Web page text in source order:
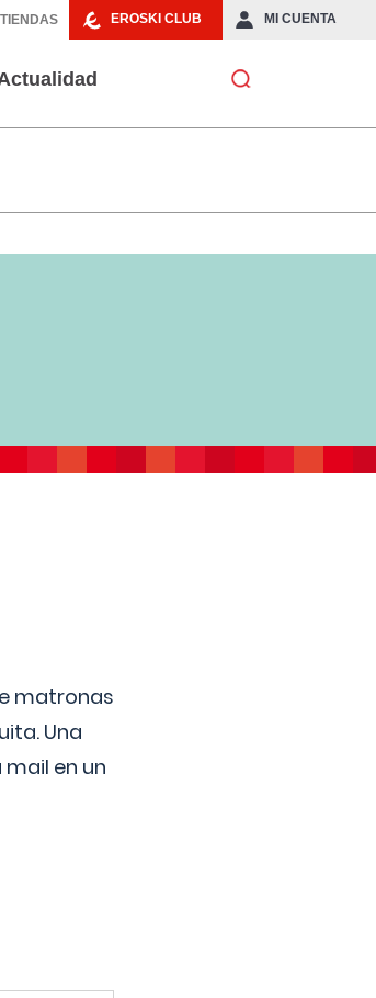
EROSKI CLUB MI CUENTA
TIENDAS
matronas
Una
en un